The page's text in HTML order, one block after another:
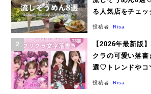
る人気店をチェッ
投稿者:Risa
【2026年最新版
クラの可愛い落
選♡トレンドやコ
投稿者:Risa